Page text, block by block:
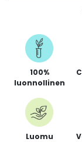
100%
luonnollinen
Luomu